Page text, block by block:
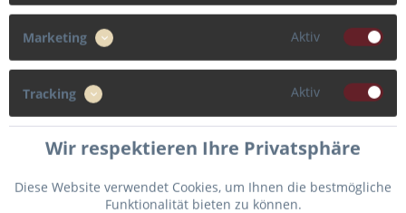
36 42
44
Marketing Aktiv
Tracking Aktiv
Wir respektieren Ihre Privatsphäre
Diese Website verwendet Cookies, um Ihnen die bestmögliche
Funktionalität bieten zu können.